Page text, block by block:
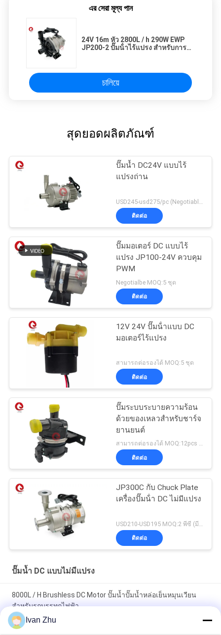
এর সেরা মূল্য পান
24V 16m หัว 2800L / h 290W EWP
JP200-2 ปั๊มน้ําไร้แปรง สําหรับการทํา
চালিয়ে
สุดยอดผลิตภัณฑ์
ปั๊มน้ำ DC24V แบบไร้
แปรงถ่าน
ติดต่อ
ปั๊มมอเตอร์ DC แบบไร้
แปรง JP100-24V ควบคุม
PWM
Negotialbe MOQ:5 ชุด
ติดต่อ
12V 24V ปั๊มน้ําแบบ DC
มอเตอร์ไร้แปรง
สามารถต่อรองได้ MOQ:5 ชุด
ติดต่อ
ปั๊มระบบระบายความร้อน
ด้วยของเหลวสำหรับชาร์จ
ยานยนต์
สามารถต่อรองได้ MOQ:12pcs (มีตัวอย่าง)
ติดต่อ
JP300C กับ Chuck Plate
เครื่องปั๊มน้ํา DC ไม่มีแปรง
USD210-USD195 MOQ:2 พีซี (มีตัวอย่าง)
ติดต่อ
ปั๊มน้ำ DC แบบไม่มีแปรง
8000L / H Brushless DC Motor ปั๊มน้ำปั๊มน้ำหล่อเย็นหมุนเวียน
สำหรับรถบรรทุกไฟฟ้า
ปั๊มน้ำไฟฟ้าสำหรับงานหนัก 24V 240W 16m สำหรับรถบัสไฟฟ้า
Ivan Zhu